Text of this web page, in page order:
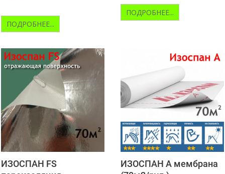
ПОДРОБНЕЕ...
ПОДРОБНЕЕ...
ИЗОСПАН FS
ИЗОСПАН А мембрана